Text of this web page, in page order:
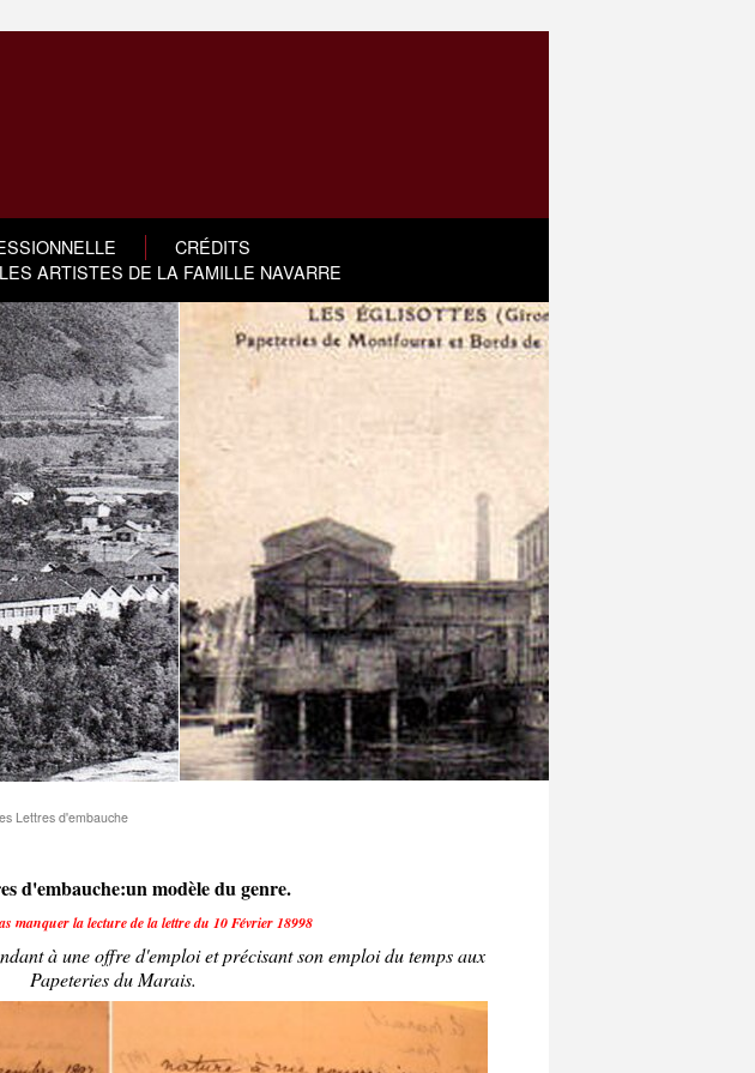
CRÉDITS
LES ARTISTES DE LA FAMILLE NAVARRE
Lettres d'embauche
d'embauche:un modèle du genre.
manquer la lecture de la lettre du 10 Février 18998
à une offre d'emploi et précisant son emploi du temps aux
Papeteries du Marais.